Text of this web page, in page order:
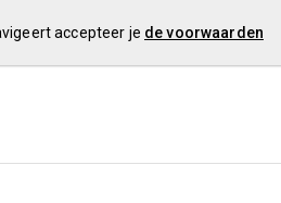
accepteer je de voorwaarden